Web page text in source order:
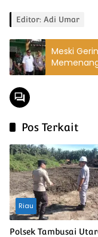
Editor: Adi Umar
Meski
Pos Terkait
Riau
Polsek Tambusai